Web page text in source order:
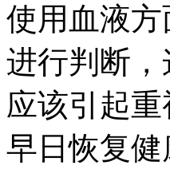
使用血液
进行判断
应该引起
早日恢复健